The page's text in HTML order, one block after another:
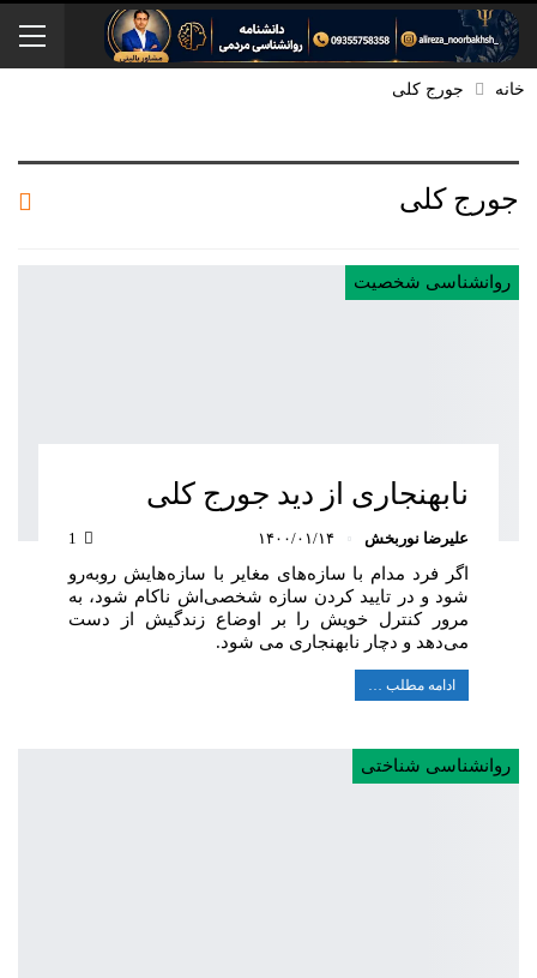
خانه جورج کلی
جورج کلی
روانشناسی شخصیت
نابهنجاری از دید جورج کلی
علیرضا نوربخش ۱۴۰۰/۰۱/۱۴
اگر فرد مدام با سازه‌های مغایر با سازه‌هایش رو‌به‌رو
شود و در تایید کردن سازه شخصی‌اش ناکام شود، به
مرور کنترل خویش را بر اوضاع زندگیش از دست
می‌دهد و دچار نابهنجاری می شود.
ادامه مطلب …
روانشناسی شناختی